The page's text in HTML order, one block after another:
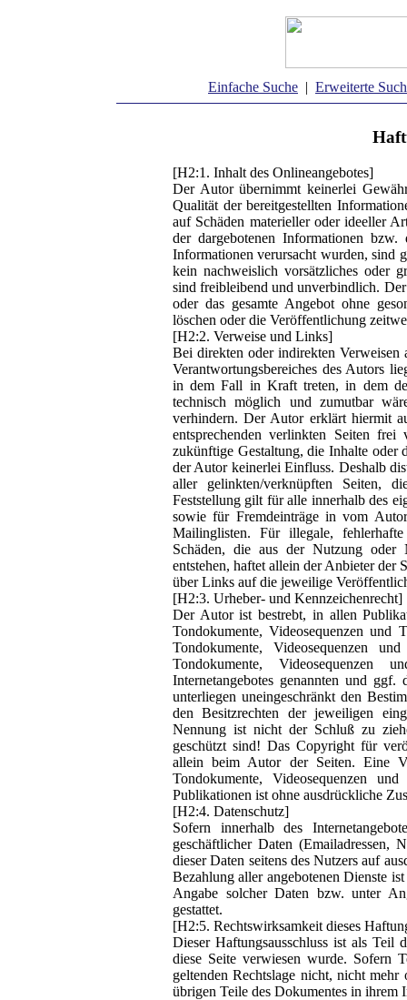
Einfache Suche | Erweiterte
[H2:1. Inhalt des Onlineangebotes]
Der Autor übernimmt keinerlei
Qualität der bereitgestellten
auf Schäden materieller oder ideeller
der dargebotenen Informationen
Informationen verursacht wurden, sind
kein nachweislich vorsätzliches oder
sind freibleibend und unverbindlich.
oder das gesamte Angebot ohne
löschen oder die Veröffentlichung
[H2:2. Verweise und Links]
Bei direkten oder indirekten
Verantwortungsbereiches des Autors
in dem Fall in Kraft treten, in dem
technisch möglich und zumutbar
verhindern. Der Autor erklärt hiermit
entsprechenden verlinkten Seiten
zukünftige Gestaltung, die Inhalte oder
der Autor keinerlei Einfluss. Deshalb
aller gelinkten/verknüpften Seiten,
Feststellung gilt für alle innerhalb des
sowie für Fremdeinträge in vom
Mailinglisten. Für illegale,
Schäden, die aus der Nutzung oder
entstehen, haftet allein der Anbieter der
über Links auf die jeweilige
[H2:3. Urheber- und Kennzeichenrecht]
Der Autor ist bestrebt, in allen
Tondokumente, Videosequenzen und
Tondokumente, Videosequenzen
Tondokumente,
Internetangebotes genannten und
unterliegen uneingeschränkt den
den Besitzrechten der jeweiligen
Nennung ist nicht der Schluß zu
geschützt sind! Das Copyright für
allein beim Autor der Seiten. Eine
Tondokumente, Videosequenzen
Publikationen ist ohne ausdrückliche
[H2:4. Datenschutz]
Sofern innerhalb des
geschäftlicher Daten (Emailadressen,
dieser Daten seitens des Nutzers auf
Bezahlung aller angebotenen Dienste
Angabe solcher Daten bzw. unter
gestattet.
[H2:5. Rechtswirksamkeit dieses
Dieser Haftungsausschluss ist als Teil
diese Seite verwiesen wurde. Sofern
geltenden Rechtslage nicht, nicht
übrigen Teile des Dokumentes in